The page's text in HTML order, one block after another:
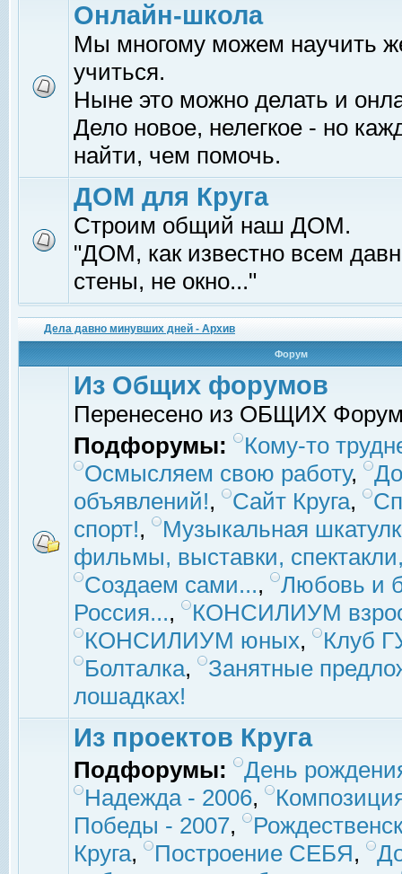
Онлайн-школа
Мы многому можем научить
учиться.
Ныне это можно делать и
Дело новое, нелегкое - но
найти, чем помочь.
ДОМ для Круга
Строим общий наш ДОМ.
"ДОМ, как известно всем
стены, не окно..."
Дела давно минувших дней - Архив
Форум
Из Общих форумов
Перенесено из ОБЩИХ
Подфорумы:
Кому-то
Осмысляем свою работу,
объявлений!, Сайт Круга,
спорт!,
Музыкальная
фильмы, выставки,
Создаем сами...,
Любовь и
Россия...,
КОНСИЛИУМ
КОНСИЛИУМ юных,
Клуб
Болталка,
Занятные
лошадках!
Из проектов Круга
Подфорумы:
День
Надежда - 2006,
Победы - 2007,
Круга, Построение СЕБЯ,